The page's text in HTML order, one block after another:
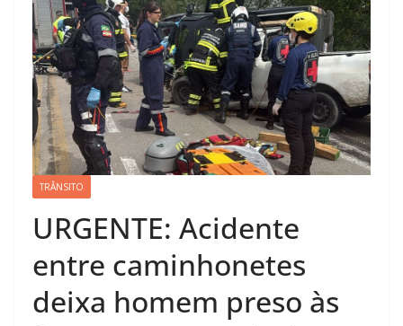
TRÂNSITO
URGENTE: Acidente
entre caminhonetes
deixa homem preso às